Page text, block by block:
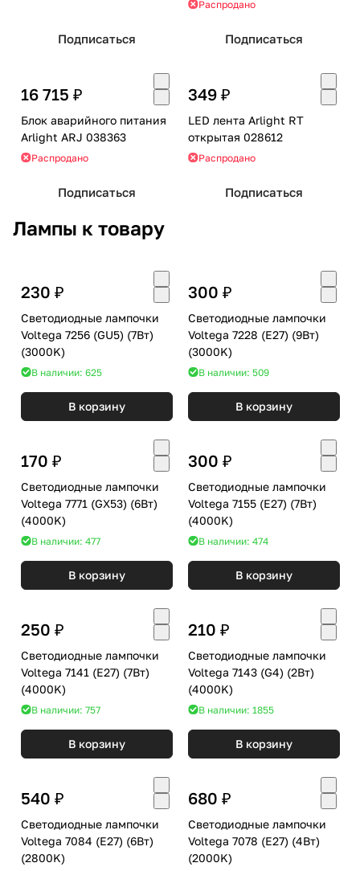
Подписаться
Распродано
Подписаться
16 715 ₽
Блок аварийного питания
Arlight ARJ 038363
Распродано
Подписаться
349 ₽
LED лента Arlight RT
открытая 028612
Распродано
Подписаться
Лампы к товару
230 ₽
Светодиодные лампочки
Voltega 7256 (GU5) (7Вт)
(3000K)
В наличии: 625
В корзину
300 ₽
Светодиодные лампочки
Voltega 7228 (E27) (9Вт)
(3000K)
В наличии: 509
В корзину
170 ₽
Светодиодные лампочки
Voltega 7771 (GX53) (6Вт)
(4000K)
В наличии: 477
В корзину
300 ₽
Светодиодные лампочки
Voltega 7155 (E27) (7Вт)
(4000K)
В наличии: 474
В корзину
250 ₽
Светодиодные лампочки
Voltega 7141 (E27) (7Вт)
(4000K)
В наличии: 757
В корзину
210 ₽
Светодиодные лампочки
Voltega 7143 (G4) (2Вт)
(4000K)
В наличии: 1855
В корзину
540 ₽
Светодиодные лампочки
Voltega 7084 (E27) (6Вт)
(2800K)
680 ₽
Светодиодные лампочки
Voltega 7078 (E27) (4Вт)
(2000K)